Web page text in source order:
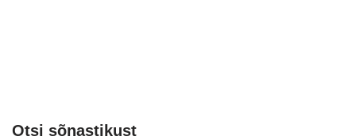
Otsi sõnastikust